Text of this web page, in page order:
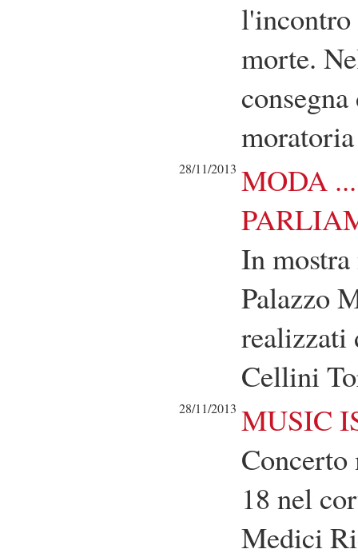
l'incontro
morte.
28/11/2013 MODA
In
Palazzo
realizzati
Cellini
28/11/2013 MUSIC
Concerto
18 nel
Medici